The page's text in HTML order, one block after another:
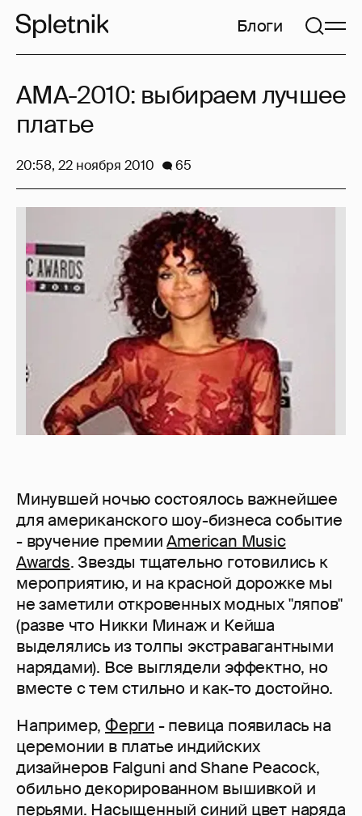
Блоги
Минувшей ночью состоялось важнейшее
для американского шоу-бизнеса событие
- вручение премииAmerican Music
Awards. Звезды тщательно готовились к
мероприятию, и на красной дорожке мы
не заметили откровенных модных "ляпов"
(разве что Никки Минаж и Кейша
выделялись из толпы экстравагантными
нарядами). Все выглядели эффектно, но
вместе с тем стильно и как-то достойно.
Например,Ферги - певица появилась на
церемонии в платье индийских
дизайнеров Falguni and Shane Peacock,
обильно декорированном вышивкой и
перьями. Насыщенный синий цвет наряда
AMA-2010: выбираем лучшее
платье
20:58, 22 ноября 2010 65